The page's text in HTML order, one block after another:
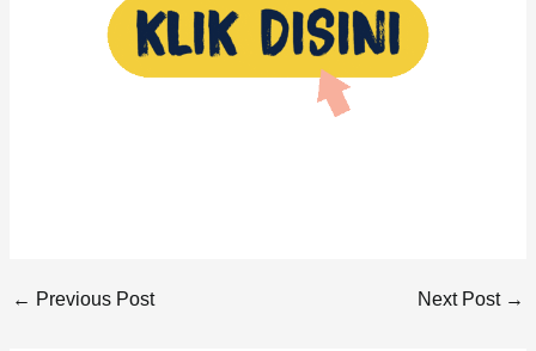
← Previous Post Next Post →